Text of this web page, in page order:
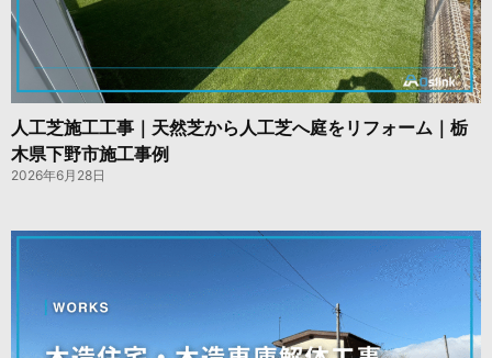
人工芝施工工事｜天然芝から人工芝へ庭をリフォーム｜栃
木県下野市施工事例
2026年6月28日